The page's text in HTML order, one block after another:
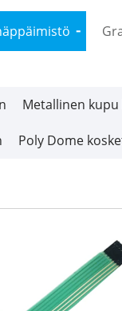
Metallinen
Poly Dome